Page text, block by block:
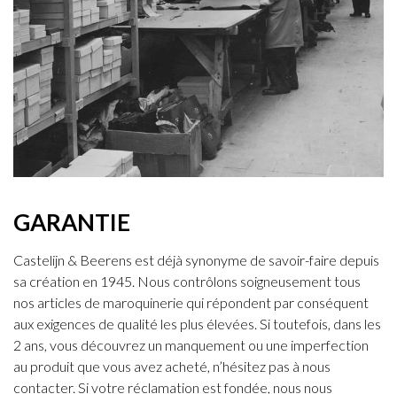
GARANTIE
Castelijn & Beerens est déjà synonyme de savoir-faire depuis
sa création en 1945. Nous contrôlons soigneusement tous
nos articles de maroquinerie qui répondent par conséquent
aux exigences de qualité les plus élevées. Si toutefois, dans les
2 ans, vous découvrez un manquement ou une imperfection
au produit que vous avez acheté, n’hésitez pas à nous
contacter. Si votre réclamation est fondée, nous nous